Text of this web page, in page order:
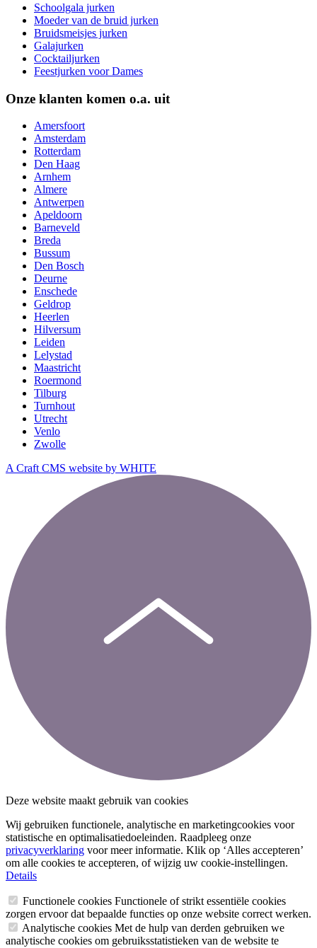
Schoolgala jurken
Moeder van de bruid jurken
Bruidsmeisjes jurken
Galajurken
Cocktailjurken
Feestjurken voor Dames
Onze klanten komen o.a. uit
Amersfoort
Amsterdam
Rotterdam
Den Haag
Arnhem
Almere
Antwerpen
Apeldoorn
Barneveld
Breda
Bussum
Den Bosch
Deurne
Enschede
Geldrop
Heerlen
Hilversum
Leiden
Lelystad
Maastricht
Roermond
Tilburg
Turnhout
Utrecht
Venlo
Zwolle
A Craft CMS website by WHITE
Deze website maakt gebruik van cookies
Wij gebruiken functionele, analytische en marketingcookies voor
statistische en optimalisatiedoeleinden. Raadpleeg onze
privacyverklaring voor meer informatie. Klik op ‘Alles accepteren’
om alle cookies te accepteren, of wijzig uw cookie-instellingen.
Details
Functionele cookies Functionele of strikt essentiële cookies
zorgen ervoor dat bepaalde functies op onze website correct werken.
Analytische cookies Met de hulp van derden gebruiken we
analytische cookies om gebruiksstatistieken van de website te